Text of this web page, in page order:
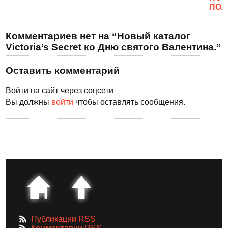
Комментариев нет на “Новый каталог
Victoria’s Secret ко Дню святого Валентина.”
Оставить комментарий
Войти на сайт через соцсети
Вы должны войти чтобы оставлять сообщения.
Публикации RSS